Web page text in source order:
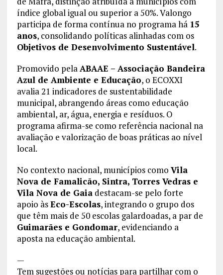
índice global igual ou superior a 50%. Valongo
participa de forma contínua no programa há 15
anos, consolidando políticas alinhadas com os
Objetivos de Desenvolvimento Sustentável.
Promovido pelaABAAE – Associação Bandeira
Azul de Ambiente e Educação, o ECOXXI
avalia 21 indicadores de sustentabilidade
municipal, abrangendo áreas como educação
ambiental, ar, água, energia e resíduos. O
programa afirma-se como referência nacional na
avaliação e valorização de boas práticas ao nível
local.
No contexto nacional, municípios como Vila
Nova de Famalicão, Sintra, Torres Vedras e
Vila Nova de Gaiadestacam-se pelo forte
apoio àsEco-Escolas, integrando o grupo dos
que têm mais de 50 escolas galardoadas, a par de
Guimarães e Gondomar, evidenciando a
aposta na educação ambiental.
—
Tem sugestões ou notícias para partilhar com o